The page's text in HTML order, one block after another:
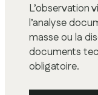
L’observation
l’analyse
masse ou la
documents
obligatoire.